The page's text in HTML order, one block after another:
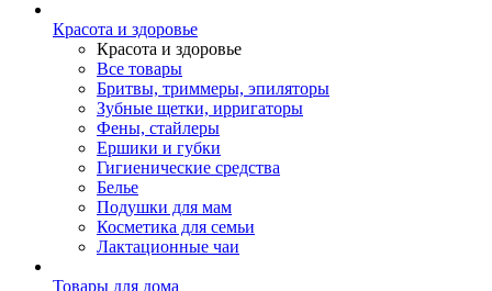
Красота и здоровье
Красота и здоровье
Все товары
Бритвы, триммеры, эпиляторы
Зубные щетки, ирригаторы
Фены, стайлеры
Ершики и губки
Гигиенические средства
Белье
Подушки для мам
Косметика для семьи
Лактационные чаи
Товары для дома